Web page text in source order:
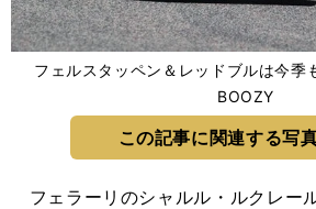
フェルスタッペン＆レッドブルは今
BOOZY
この記事に関連する写
フェラーリのシャルル・ルクレー